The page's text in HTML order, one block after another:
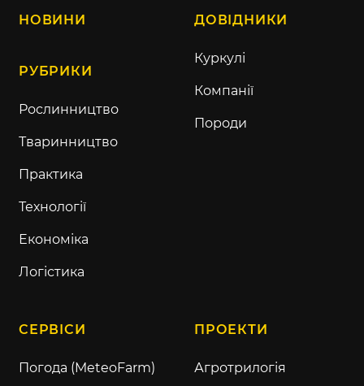
НОВИНИ
РУБРИКИ
Рослинництво
Тваринництво
Практика
Технології
Економіка
Логістика
ДОВІДНИКИ
Куркулі
Компанії
Породи
СЕРВІСИ
Погода (MeteoFarm)
ПРОЕКТИ
Агротрилогія